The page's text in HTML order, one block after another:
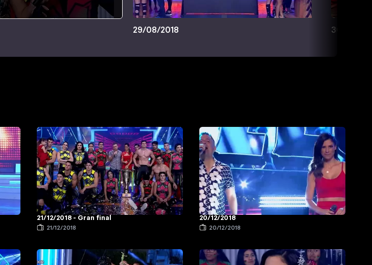
29/08/2018 30/08/
21/12/2018 - Gran final
21/12/2018
20/12/2018
20/12/2018